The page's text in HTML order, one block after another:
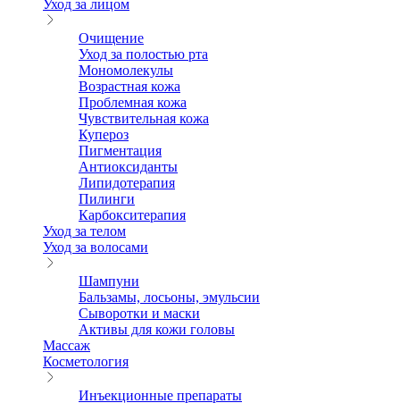
Уход за лицом
Очищение
Уход за полостью рта
Мономолекулы
Возрастная кожа
Проблемная кожа
Чувствительная кожа
Купероз
Пигментация
Антиоксиданты
Липидотерапия
Пилинги
Карбокситерапия
Уход за телом
Уход за волосами
Шампуни
Бальзамы, лосьоны, эмульсии
Сыворотки и маски
Активы для кожи головы
Массаж
Косметология
Инъекционные препараты